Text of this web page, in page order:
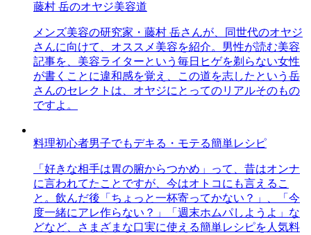
藤村 岳のオヤジ美容道
メンズ美容の研究家・藤村 岳さんが、同世代のオヤジ
さんに向けて、オススメ美容を紹介。男性が読む美容
記事を、美容ライターという毎日ヒゲを剃らない女性
が書くことに違和感を覚え、この道を志したという岳
さんのセレクトは、オヤジにとってのリアルそのもの
ですよ。
料理初心者男子でもデキる・モテる簡単レシピ
「好きな相手は胃の腑からつかめ」って、昔はオンナ
に言われてたことですが、今はオトコにも言えるこ
と。飲んだ後「ちょっと一杯寄ってかない？」、「今
度一緒にアレ作らない？」「週末ホムパしようよ」な
どなど、さまざまな口実に使える簡単レシピを人気料